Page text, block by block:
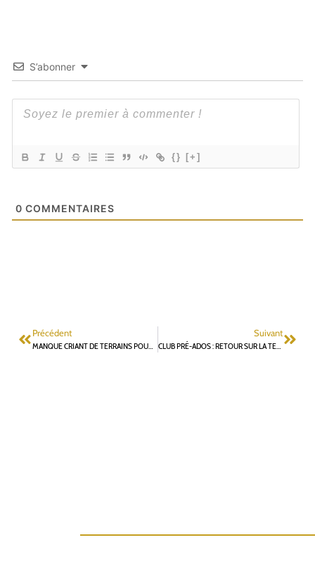
S’abonner
{} [+]
0 COMMENTAIRES
Précédent Suivant
CLUB PRÉ-ADOS : RETOUR SUR LA TENTATIVE DU MAIRE DE FAIRE DISPARAÎTRE CETTE INSTITUTION FONTENAISIENNE